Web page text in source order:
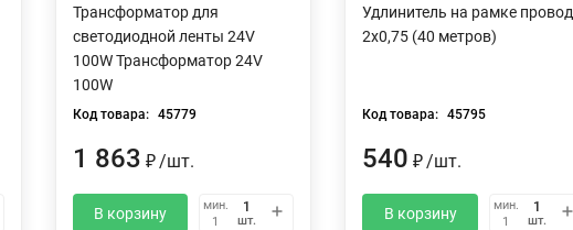
Трансформатор для
светодиодной ленты 24V
100W Трансформатор 24V
100W
Код товара: 45779
1 863 ₽ /шт.
В корзину
мин.
1
шт.
Удлинитель на рамке провод
2х0,75 (40 метров)
Код товара: 45795
540 ₽ /шт.
В корзину
мин.
1
шт.